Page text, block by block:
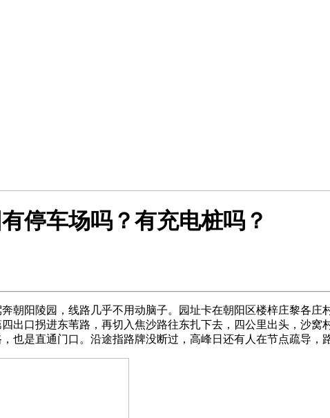
停车场吗？有充电桩吗？
朝阳陵园，线路几乎不用动脑子。园址卡在朝阳区楼梓庄黎各庄
出口拐进东苇路，再切入焦沙路往东扎下去，四公里出头，沙
也是直通门口。沿途指路牌没断过，高峰日还有人在节点疏导，